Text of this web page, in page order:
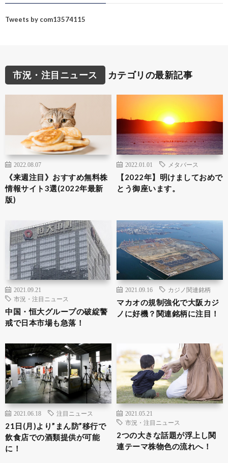
Tweets by com13574115
市況・注目ニュース カテゴリの最新記事
2022.08.07
《来週注目》おすすめ無料株
情報サイト3選(2022年最新
版)
2022.01.01 メタバース
【2022年】明けましておめで
とう御座います。
2021.09.21
市況・注目ニュース
中国・恒大グループの破綻警
戒で日本市場も急落！
2021.09.16 カジノ関連銘柄
マカオの規制強化で大阪カジ
ノに好機？関連銘柄に注目！
2021.06.18 注目ニュース
21日(月)より”まん防”移行で
飲食店での酒類提供が可能
に！
2021.05.21
市況・注目ニュース
2つの大きな話題が浮上し関
連テーマ株物色の流れへ！